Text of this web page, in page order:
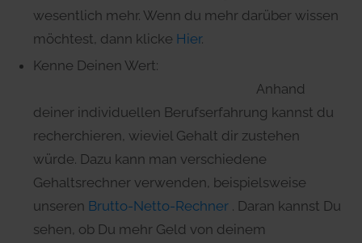
wesentlich mehr. Wenn du mehr darüber wissen
möchtest, dann klicke Hier.
Kenne Deinen Wert:
Anhand
deiner individuellen Berufserfahrung kannst du
recherchieren, wieviel Gehalt dir zustehen
würde. Dazu kann man verschiedene
Gehaltsrechner verwenden, beispielsweise
unseren Brutto-Netto-Rechner . Daran kannst Du
sehen, ob Du mehr Geld von deinem